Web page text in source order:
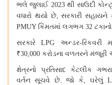
ભલે જુલાઈ 2023થી સાઉદી
વધારો થયો છે,સરકારી સહાયને
PMUY કિંમતમાં લગભગ 32 ટકાનો
સરકારે
LPG અન્ડર-રિકવરી
₹30,000 કરોડના વળતરને મંજૂરી
ક્ષેત્રનો
પ્રતિસાદ કેટલીક
વર્તન સૂચવે છે. જો કે, ઘરેલું